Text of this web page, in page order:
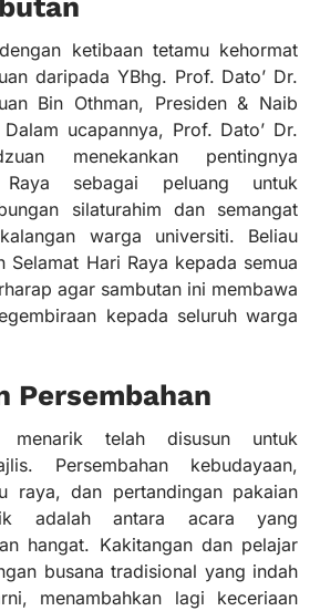
ketibaan tetamu kehormat
daripada YBhg. Prof. Dato’ Dr.
Bin Othman, Presiden & Naib
ucapannya, Prof. Dato’ Dr.
menekankan pentingnya
sebagai peluang untuk
silaturahim dan semangat
warga universiti. Beliau
Selamat Hari Raya kepada semua
agar sambutan ini membawa
kepada seluruh warga
Persembahan
menarik telah disusun untuk
Persembahan kebudayaan,
raya, dan pertandingan pakaian
adalah antara acara yang
hangat. Kakitangan dan pelajar
busana tradisional yang indah
menambahkan lagi keceriaan